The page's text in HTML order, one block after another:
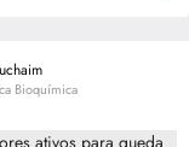
Bioquímica